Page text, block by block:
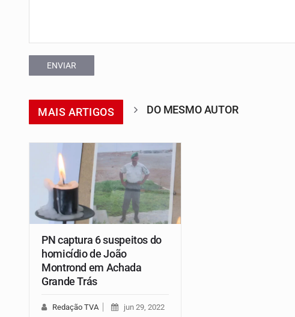
ENVIAR
MAIS ARTIGOS DO MESMO AUTOR
PN captura 6 suspeitos do
homicídio de João
Montrond em Achada
Grande Trás
Redação TVA jun 29, 2022